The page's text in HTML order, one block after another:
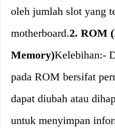
oleh jumlah slot yang
motherboard.2. ROM
Memory)Kelebihan:-
pada ROM bersifat
dapat diubah atau
untuk menyimpan